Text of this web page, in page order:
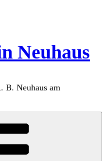
Neuhaus
B. Neuhaus am